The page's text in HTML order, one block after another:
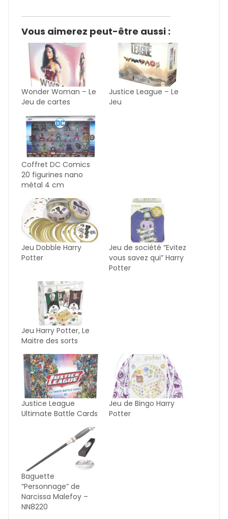
Vous aimerez peut-être aussi :
Wonder Woman – Le
Jeu de cartes
Justice League – Le
Jeu
Coffret DC Comics
20 figurines nano
métal 4 cm
Jeu Dobble Harry
Potter
Jeu de société “Evitez
vous savez qui” Harry
Potter
Jeu Harry Potter, Le
Maitre des sorts
Justice League
Ultimate Battle Cards
Jeu de Bingo Harry
Potter
Baguette
“Personnage” de
Narcissa Malefoy –
NN8220